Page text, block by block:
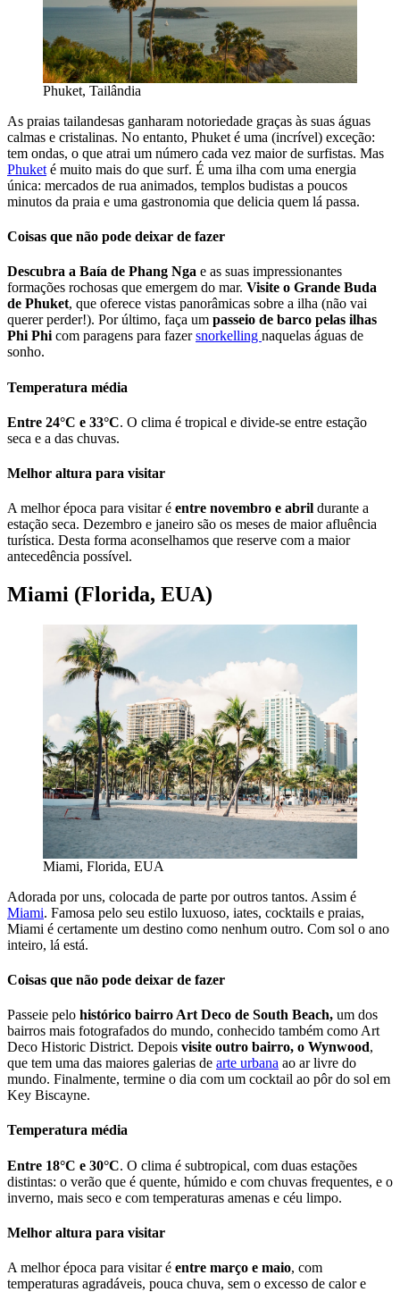
Phuket, Tailândia
As praias tailandesas ganharam notoriedade graças às suas águas
calmas e cristalinas. No entanto, Phuket é uma (incrível) exceção:
tem ondas, o que atrai um número cada vez maior de surfistas. Mas
Phuket é muito mais do que surf. É uma ilha com uma energia
única: mercados de rua animados, templos budistas a poucos
minutos da praia e uma gastronomia que delicia quem lá passa.
Coisas que não pode deixar de fazer
Descubra a Baía de Phang Nga e as suas impressionantes
formações rochosas que emergem do mar. Visite o Grande Buda
de Phuket, que oferece vistas panorâmicas sobre a ilha (não vai
querer perder!). Por último, faça um passeio de barco pelas ilhas
Phi Phi com paragens para fazersnorkelling naquelas águas de
sonho.
Temperatura média
Entre 24°C e 33°C. O clima é tropical e divide-se entre estação
seca e a das chuvas.
Melhor altura para visitar
A melhor época para visitar é entre novembro e abril durante a
estação seca. Dezembro e janeiro são os meses de maior afluência
turística. Desta forma aconselhamos que reserve com a maior
antecedência possível.
Miami (Florida, EUA)
Miami, Florida, EUA
Adorada por uns, colocada de parte por outros tantos. Assim é
Miami. Famosa pelo seu estilo luxuoso, iates, cocktails e praias,
Miami é certamente um destino como nenhum outro. Com sol o ano
inteiro, lá está.
Coisas que não pode deixar de fazer
Passeie pelo histórico bairro Art Deco de South Beach, um dos
bairros mais fotografados do mundo, conhecido também como Art
Deco Historic District. Depois visite outro bairro, o Wynwood,
que tem uma das maiores galerias de arte urbana ao ar livre do
mundo. Finalmente, termine o dia com um cocktail ao pôr do sol em
Key Biscayne.
Temperatura média
Entre 18°C e 30°C. O clima é subtropical, com duas estações
distintas: o verão que é quente, húmido e com chuvas frequentes, e o
inverno, mais seco e com temperaturas amenas e céu limpo.
Melhor altura para visitar
A melhor época para visitar é entre março e maio, com
temperaturas agradáveis, pouca chuva, sem o excesso de calor e